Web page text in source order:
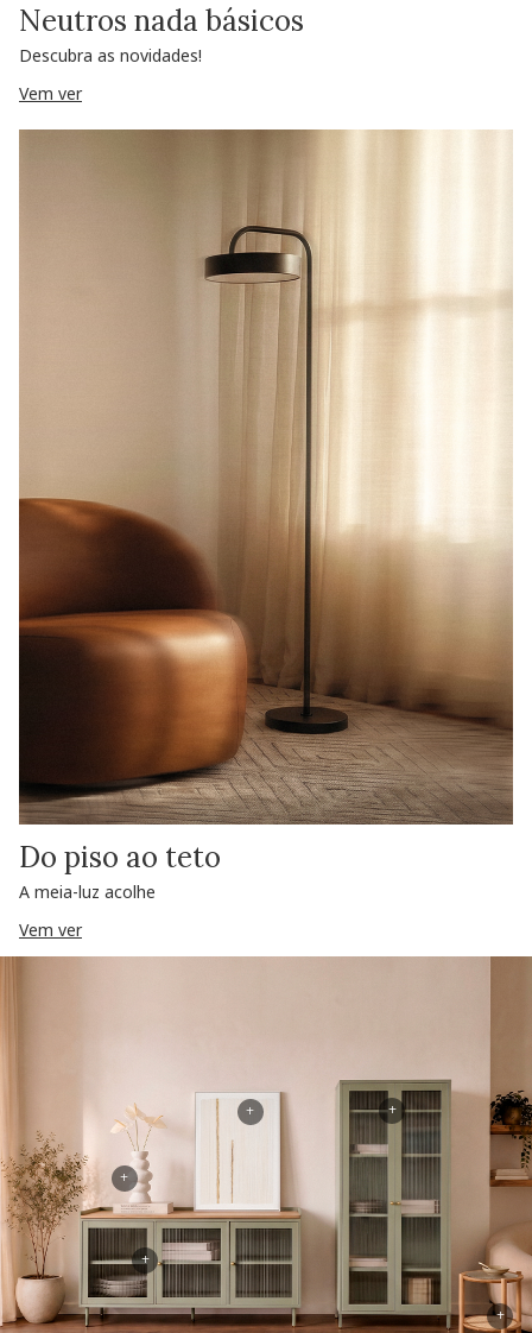
Neutros nada básicos
Descubra as novidades!
Vem ver
Do piso ao teto
A meia-luz acolhe
Vem ver
+
+
+
+
+